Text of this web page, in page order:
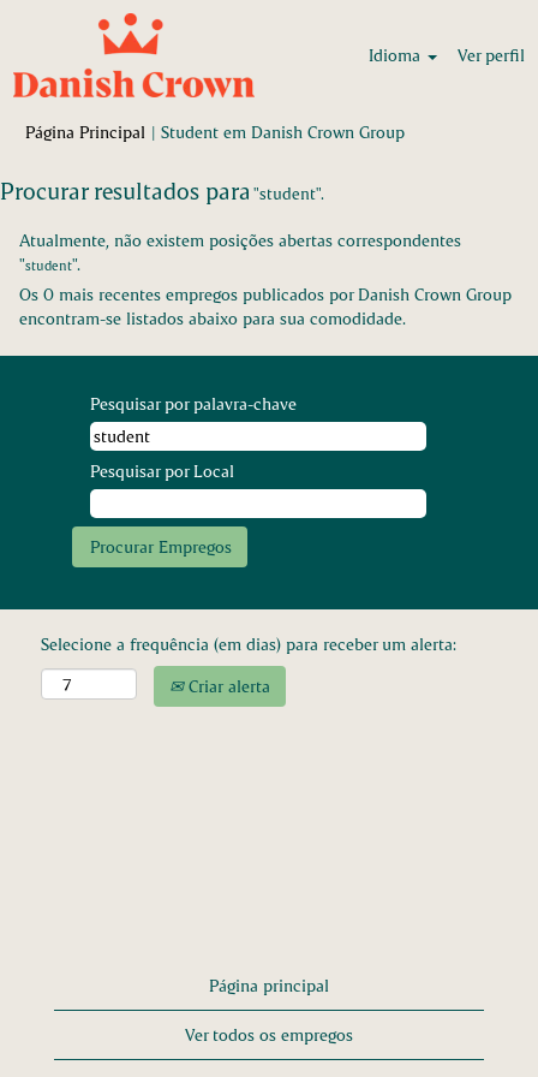
Idioma Ver perfil
Página Principal | Student em Danish Crown Group(página
Procurar resultados para "student".
Atualmente, não existem posições abertas correspondentes
"student".
Os 0 mais recentes empregos publicados por Danish Crown Group
encontram-se listados abaixo para sua comodidade.
Pesquisar por palavra-chave
Pesquisar por Local
Selecione a frequência (em dias) para receber um alerta:
Criar alerta
Página principal
Ver todos os empregos